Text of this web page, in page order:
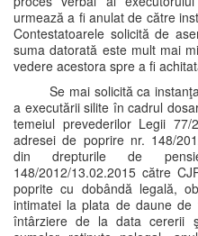
urmează a fi anulat de către
Contestatoarele solicită de
suma datorată este mult mai
vedere acestora spre a fi
Se mai solicită ca
a executării silite în cadrul
temeiul prevederilor Legii
adresei de poprire nr. 148/
din drepturile de
148/2012/13.02.2015 către
poprite cu dobândă legală,
intimatei la plata de daune
întârziere de la data cererii